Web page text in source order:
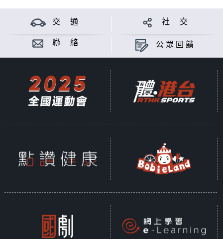
2024年3月8日，《維護國家安全條例草
案》在香港特區第七屆立法會進行首讀，同月
19日三讀全票通過。《基本法》第二十三條
命終於完成，法案於同月23日刊憲生效。自
此，《香港國安法》、《維護國家安全條例》
及其他相關法律，形成一套全面而有效的維護
國家安全法律制度和執行機制。 究竟《香港
國安法》實施的最新情況如何？《維護國家安
全條例》又有甚麽值得留意的地方？兩者如何
堵塞香港在國家安全方面的漏洞？巿民是否需
要擔心誤墮法網？尤其是年輕朋友，他們又有
甚麼疑慮？全新製作的電台及電視節目《國安
不同的環節作深入淺出的說明。
交 通 社 交
聯 絡 公眾回饋